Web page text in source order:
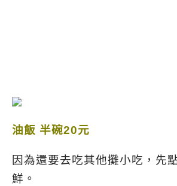
油飯 半碗20元
因為還要去吃其他攤小吃，先
鮮。